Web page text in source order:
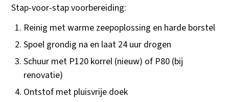
Stap-voor-stap voorbereiding:
Reinig met warme zeepoplossing en harde borstel
Spoel grondig na en laat 24 uur drogen
Schuur met P120 korrel (nieuw) of P80 (bij
renovatie)
Ontstof met pluisvrije doek